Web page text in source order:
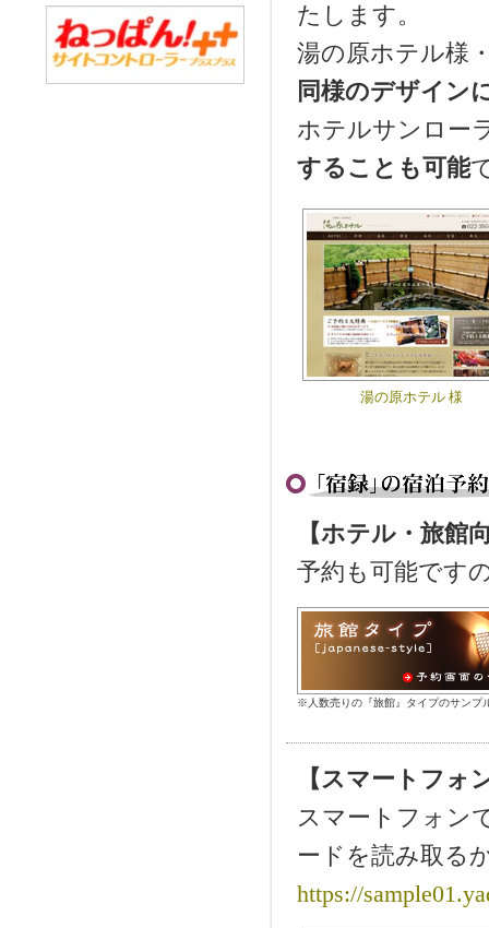
たします。
湯の原ホテル様
同様のデザイン
ホテルサンロー
することも可能
湯の原ホテル 様
【ホテル・旅館
予約も可能です
※人数売りの『旅館』タイプのサンプ
【スマートフォ
スマートフォン
ードを読み取る
https://